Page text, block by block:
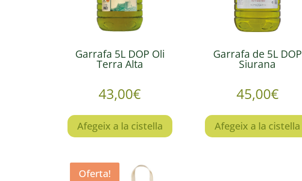
Garrafa 5L DOP Oli
Terra Alta
43,00€
Afegeix a la cistella
Garrafa de 5L DOP
Siurana
45,00€
Afegeix a la cistella
Oferta!